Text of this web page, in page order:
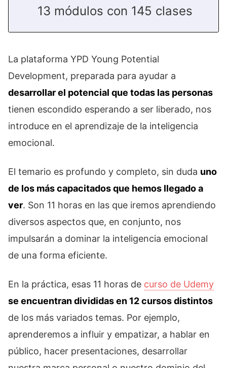
13 módulos con 145 clases
La plataforma YPD Young Potential
Development, preparada para ayudar a
desarrollar el potencial que todas las personas
tienen escondido esperando a ser liberado, nos
introduce en el aprendizaje de la inteligencia
emocional.
El temario es profundo y completo, sin duda uno
de los más capacitados que hemos llegado a
ver. Son 11 horas en las que iremos aprendiendo
diversos aspectos que, en conjunto, nos
impulsarán a dominar la inteligencia emocional
de una forma eficiente.
En la práctica, esas 11 horas de curso de Udemy
se encuentran divididas en 12 cursos distintos
de los más variados temas. Por ejemplo,
aprenderemos a influir y empatizar, a hablar en
público, hacer presentaciones, desarrollar